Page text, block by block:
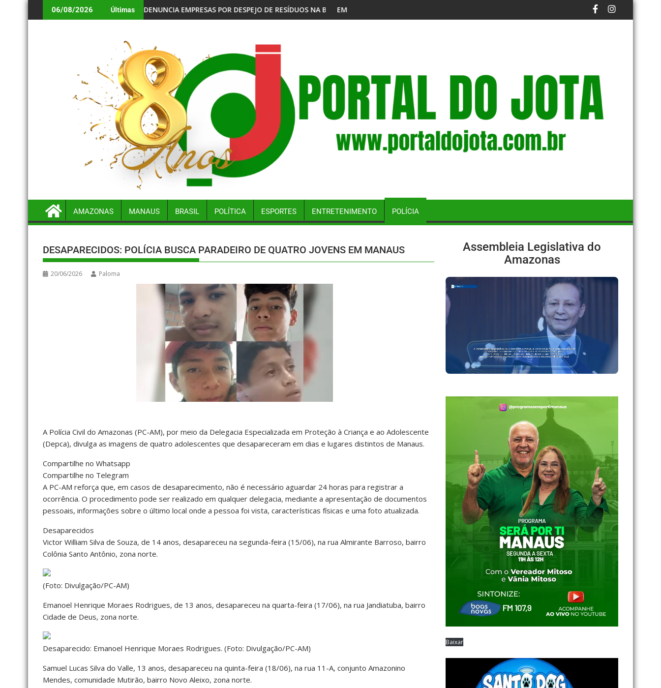
06/08/2026 Últimas
DA VACINAÇÃO ANTIRRÁBICA ANIMAL DA SEMSA PARA O PRAZO FINAL DO PROCESSO
MPF DENUNCIA EMPRESAS POR DESPEJO DE RESÍDUOS NA BAÍA DE GUANABARAEM NOVA REDUÇÃO, COPOM BAIXA TAXA SELIC PARA 14% AO ANOSECA, TEMPESTADE E VENDAVAL: CONFIRA AVISOS DO
AMAZONAS MANAUS BRASIL POLÍTICA ESPORTES ENTRETENIMENTO POLÍCIA
DESAPARECIDOS: POLÍCIA BUSCA PARADEIRO DE QUATRO JOVENS EM MANAUS
20/06/2026 Paloma
A Polícia Civil do Amazonas (PC-AM), por meio da Delegacia Especializada em Proteção à Criança e ao Adolescente
(Depca), divulga as imagens de quatro adolescentes que desapareceram em dias e lugares distintos de Manaus.
Compartilhe no Whatsapp
Compartilhe no Telegram
A PC-AM reforça que, em casos de desaparecimento, não é necessário aguardar 24 horas para registrar a
ocorrência. O procedimento pode ser realizado em qualquer delegacia, mediante a apresentação de documentos
pessoais, informações sobre o último local onde a pessoa foi vista, características físicas e uma foto atualizada.
Desaparecidos
Victor William Silva de Souza, de 14 anos, desapareceu na segunda-feira (15/06), na rua Almirante Barroso, bairro
Colônia Santo Antônio, zona norte.
(Foto: Divulgação/PC-AM)
Emanoel Henrique Moraes Rodrigues, de 13 anos, desapareceu na quarta-feira (17/06), na rua Jandiatuba, bairro
Cidade de Deus, zona norte.
Desaparecido: Emanoel Henrique Moraes Rodrigues. (Foto: Divulgação/PC-AM)
Samuel Lucas Silva do Valle, 13 anos, desapareceu na quinta-feira (18/06), na rua 11-A, conjunto Amazonino
Mendes, comunidade Mutirão, bairro Novo Aleixo, zona norte.
Assembleia Legislativa do
Amazonas
Baixar